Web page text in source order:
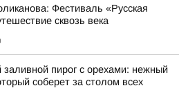
Фестиваль «Русская
сквозь века
пирог с орехами: нежный
соберет за столом всех